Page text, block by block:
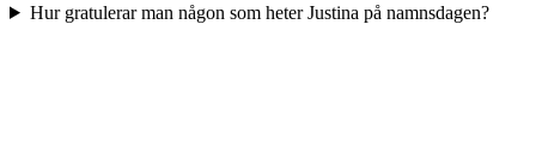
Hur gratulerar man någon som heter Justina på namnsdagen?